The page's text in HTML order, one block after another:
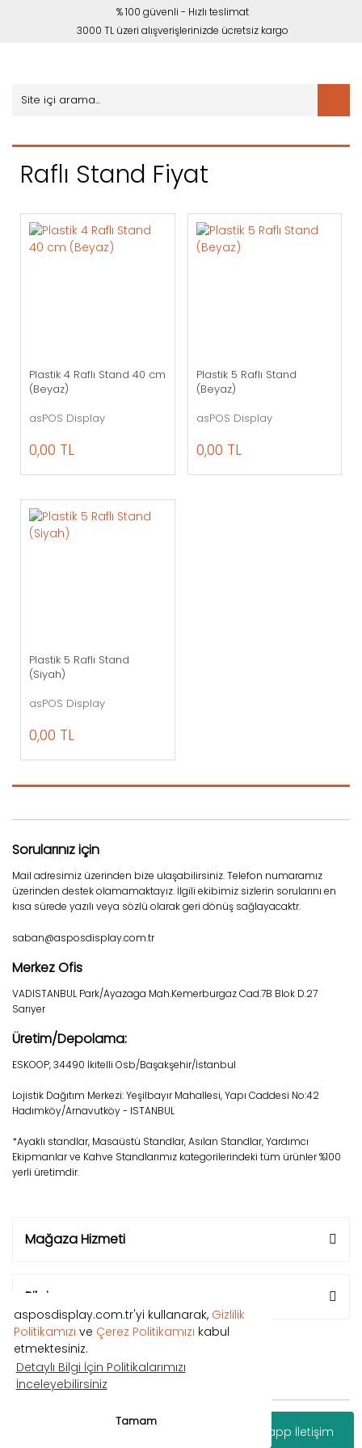
asposdisplay.com.tr'yi kullanarak, Gizlilik
Politikamızı ve Çerez Politikamızı kabul
etmektesiniz.
Detaylı Bilgi İçin Politikalarımızı
İnceleyebilirsiniz
Tamam
Whatsapp İletişim
% 100 güvenli - Hızlı teslimat
3000 TL üzeri alışverişlerinizde ücretsiz kargo
Raflı Stand Fiyat
Plastik 4 Raflı Stand 40 cm
(Beyaz)
asPOS Display
0,00 TL
Plastik 5 Raflı Stand
(Beyaz)
asPOS Display
0,00 TL
Plastik 5 Raflı Stand
(Siyah)
asPOS Display
0,00 TL
Sorularınız için
Mail adresimiz üzerinden bize ulaşabilirsiniz. Telefon numaramız
üzerinden destek olamamaktayız. İlgili ekibimiz sizlerin sorularını en
kısa sürede yazılı veya sözlü olarak geri dönüş sağlayacaktr.
saban@asposdisplay.com.tr
Merkez Ofis
VADISTANBUL Park/Ayazaga Mah.Kemerburgaz Cad.7B Blok D.27
Sarıyer
Üretim/Depolama:
ESKOOP, 34490 İkitelli Osb/Başakşehir/İstanbul
Lojistik Dağıtım Merkezi: Yeşilbayır Mahallesi, Yapı Caddesi No:42
Hadımköy/Arnavutköy - ISTANBUL
*Ayaklı standlar, Masaüstü Standlar, Asılan Standlar, Yardımcı
Ekipmanlar ve Kahve Standlarımız kategorilerindeki tüm ürünler %100
yerli üretimdir.
Mağaza Hizmeti
Bilgi
Copyright © 2018 Tüm hakları saklıdır.
Paketleri ile hazırlanmıştır.